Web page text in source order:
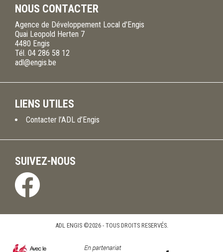
NOUS CONTACTER
Agence de Développement Local d'Engis
Quai Leopold Herten 7
4480 Engis
Tél. 04 286 58 12
adl@engis.be
LIENS UTILES
Contacter l’ADL d’Engis
SUIVEZ-NOUS
ADL ENGIS ©2026 - TOUS DROITS RESERVÉS.